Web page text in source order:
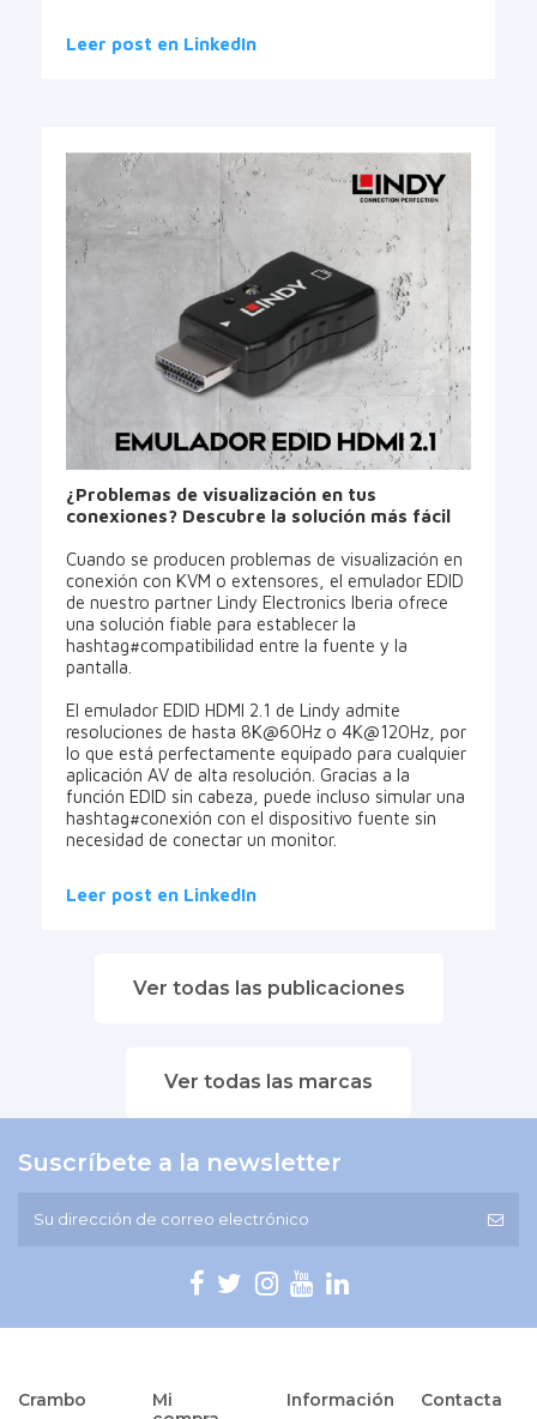
Leer post en LinkedIn
¿Problemas de visualización en tus
conexiones? Descubre la solución más fácil
Cuando se producen problemas de visualización en
conexión con KVM o extensores, el emulador EDID
de nuestro partner Lindy Electronics Iberia ofrece
una solución fiable para establecer la
hashtag#compatibilidad entre la fuente y la
pantalla.
El emulador EDID HDMI 2.1 de Lindy admite
resoluciones de hasta 8K@60Hz o 4K@120Hz, por
lo que está perfectamente equipado para cualquier
aplicación AV de alta resolución. Gracias a la
función EDID sin cabeza, puede incluso simular una
hashtag#conexión con el dispositivo fuente sin
necesidad de conectar un monitor.
Leer post en LinkedIn
Ver todas las publicaciones
Ver todas las marcas
Suscríbete a la newsletter
Crambo
Mi
Información Contacta